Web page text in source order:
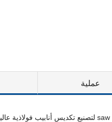
عملية